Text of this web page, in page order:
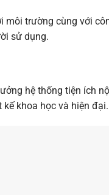
trường cùng với
sử dụng.
hệ thống tiện ích
khoa học và hiện đại.